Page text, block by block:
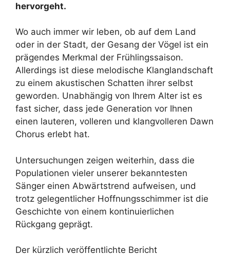
hervorgeht.
Wo auch immer wir leben, ob auf dem Land
oder in der Stadt, der Gesang der Vögel ist ein
prägendes Merkmal der Frühlingssaison.
Allerdings ist diese melodische Klanglandschaft
zu einem akustischen Schatten ihrer selbst
geworden. Unabhängig von Ihrem Alter ist es
fast sicher, dass jede Generation vor Ihnen
einen lauteren, volleren und klangvolleren Dawn
Chorus erlebt hat.
Untersuchungen zeigen weiterhin, dass die
Populationen vieler unserer bekanntesten
Sänger einen Abwärtstrend aufweisen, und
trotz gelegentlicher Hoffnungsschimmer ist die
Geschichte von einem kontinuierlichen
Rückgang geprägt.
Der kürzlich veröffentlichte Bericht